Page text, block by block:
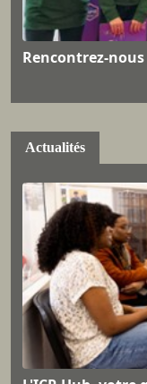
Rencontrez-
Actualités